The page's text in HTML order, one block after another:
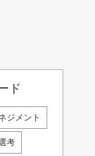
ド
ジメント
考